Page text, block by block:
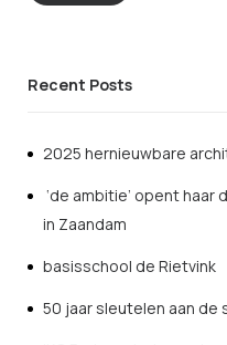
Recent Posts
2025 hernieuwbare
‘de ambitie’ opent
in Zaandam
basisschool de Rietvink
50 jaar sleutelen aan de